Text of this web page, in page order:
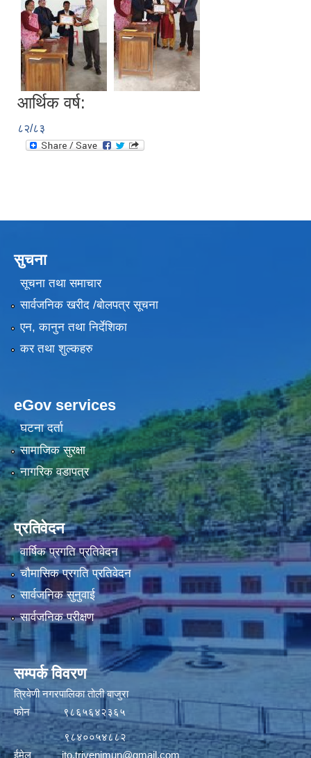
आर्थिक वर्ष:
८२/८३
सुचना
सूचना तथा समाचार
सार्वजनिक खरीद /बोलपत्र सूचना
एन, कानुन तथा निर्देशिका
कर तथा शुल्कहरु
eGov services
घटना दर्ता
सामाजिक सुरक्षा
नागरिक वडापत्र
प्रतिवेदन
वार्षिक प्रगति प्रतिवेदन
चौमासिक प्रगति प्रतिवेदन
सार्वजनिक सुनुवाई
सार्वजनिक परीक्षण
सम्पर्क विवरण
त्रिवेणी नगरपालिका तोली बाजुरा
फोन ९८६५६४२३६५
९८४००५४८८२
ईमेलito.trivenimun@gmail.com